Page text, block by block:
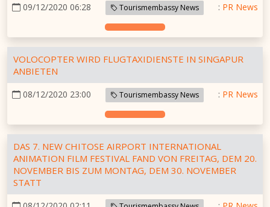
09/12/2020 06:28 Tourismembassy News : PR News
VOLOCOPTER WIRD FLUGTAXIDIENSTE IN SINGAPUR
ANBIETEN
08/12/2020 23:00 Tourismembassy News : PR News
DAS 7. NEW CHITOSE AIRPORT INTERNATIONAL
ANIMATION FILM FESTIVAL FAND VON FREITAG, DEM 20.
NOVEMBER BIS ZUM MONTAG, DEM 30. NOVEMBER
STATT